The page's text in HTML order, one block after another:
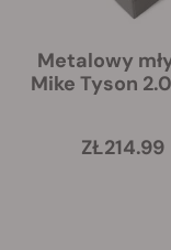
Metalowy
Mike Tyson
ZŁ214.99